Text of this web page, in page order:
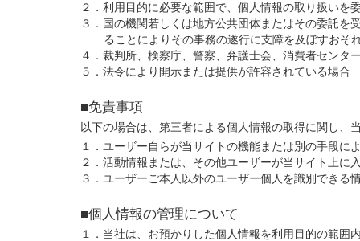
２．利用目的に必要な範囲で、個人情報の取り扱い
３．国の機関若しくは地方公共団体またはその委託
ることによりその事務の遂行に支障を及ぼすおそ
４．裁判所、検察庁、警察、弁護士会、消費者セン
５．法令により開示または提供が許容されている場合
■免責事項
以下の場合は、第三者による個人情報の取得に関し、
１．ユーザー自らが当サイトの機能または別の手段
２．活動情報または、その他ユーザーが当サイト上
３．ユーザーご本人以外のユーザー個人を識別できる
■個人情報の管理について
１．当社は、お預かりした個人情報を利用目的の範